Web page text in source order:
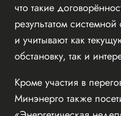
что такие
результатом
и учитывают как
обстановку, так и
Кроме участия в
Минэнерго также